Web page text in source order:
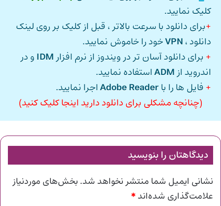
کلیک نمایید.
+برای دانلود با سرعت بالاتر ، قبل از کلیک بر روی لینک
دانلود ، VPNخود را خاموش نمایید.
+ برای دانلود آسان تر در ویندوز از نرم افزار IDM و در
اندروید از ADMاستفاده نمایید.
+ فایل ها را باAdobe Readerاجرا نمایید.
(چنانچه مشکلی برای دانلود دارید اینجا کلیک کنید)
دیدگاهتان را بنویسید
نشانی ایمیل شما منتشر نخواهد شد. بخش‌های موردنیاز
علامت‌گذاری شده‌اند*